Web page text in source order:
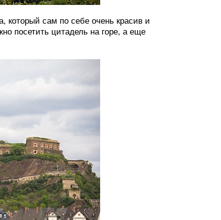
который сам по себе очень красив и
посетить цитадель на горе, а еще